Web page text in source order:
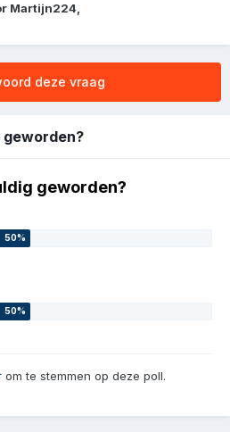
Martijn224,
deze vraag
geworden?
geworden?
om te stemmen op deze poll.